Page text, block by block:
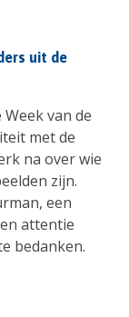
uit de
van de
met de
na over wie
zijn.
een
attentie
bedanken.